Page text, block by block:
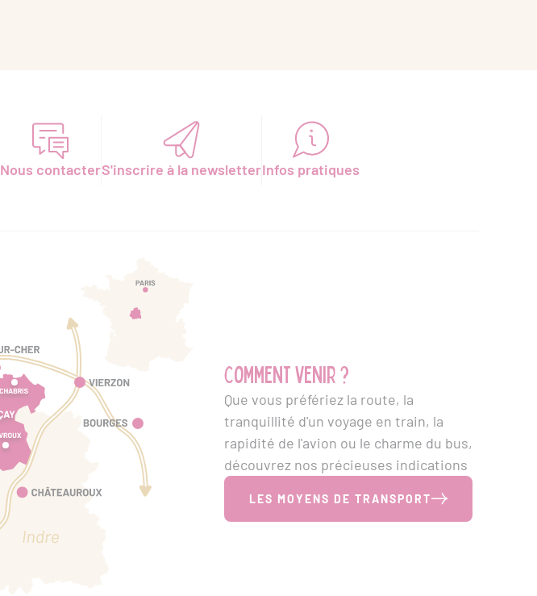
Nous contacterS'inscrire à la newsletterInfos pratiques
Comment venir ?
Que vous préfériez la route, la
tranquillité d'un voyage en train, la
rapidité de l'avion ou le charme du bus,
découvrez nos précieuses indications
LES MOYENS DE TRANSPORT